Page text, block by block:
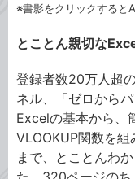
※書影をクリックすると
とことん親切な
登録者数20万人超
ネル、「ゼロから
Excelの基本から、
VLOOKUP関数を
まで、とことんわ